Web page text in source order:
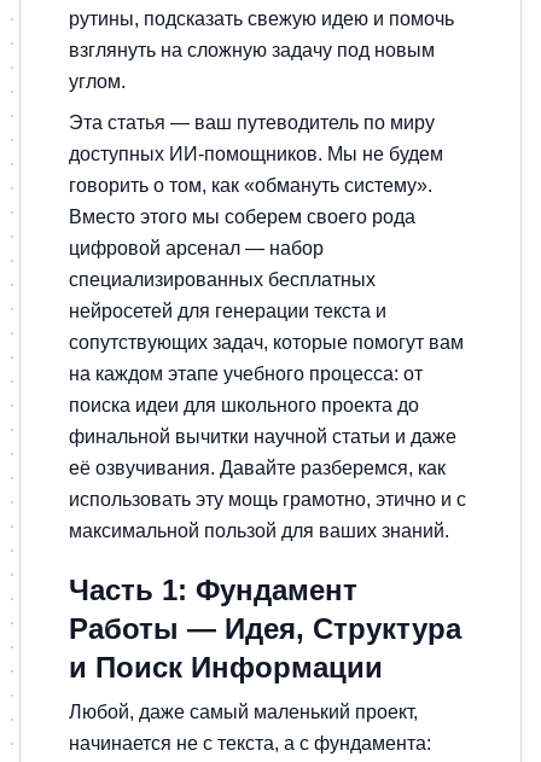
рутины, подсказать свежую идею и помочь
взглянуть на сложную задачу под новым
углом.
Эта статья — ваш путеводитель по миру
доступных ИИ-помощников. Мы не будем
говорить о том, как «обмануть систему».
Вместо этого мы соберем своего рода
цифровой арсенал — набор
специализированных бесплатных
нейросетей для генерации текста и
сопутствующих задач, которые помогут вам
на каждом этапе учебного процесса: от
поиска идеи для школьного проекта до
финальной вычитки научной статьи и даже
её озвучивания. Давайте разберемся, как
использовать эту мощь грамотно, этично и с
максимальной пользой для ваших знаний.
Часть 1: Фундамент
Работы — Идея, Структура
и Поиск Информации
Любой, даже самый маленький проект,
начинается не с текста, а с фундамента: